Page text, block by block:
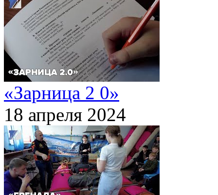
«Зарница 2 0»
18 апреля 2024